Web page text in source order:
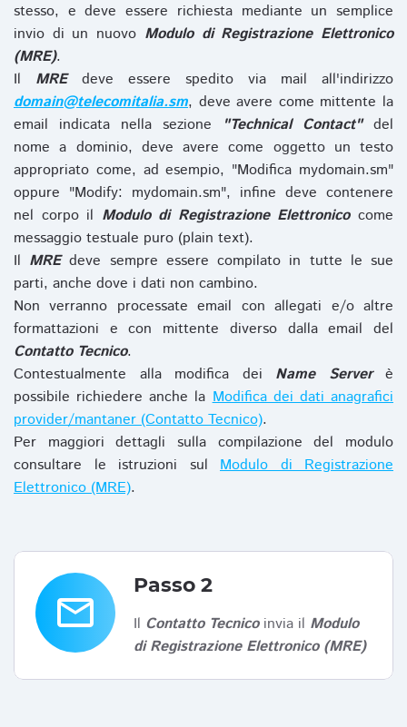
stesso, e deve essere richiesta mediante un semplice
invio di un nuovo Modulo di Registrazione Elettronico
(MRE).
Il MREdeve essere spedito via mail all'indirizzo
domain@telecomitalia.sm, deve avere come mittente la
email indicata nella sezione
"Technical Contact"del
nome a dominio, deve avere come oggetto un testo
appropriato come, ad esempio, "Modifica mydomain.sm"
oppure "Modify: mydomain.sm", infine deve contenere
nel corpo il Modulo di Registrazione Elettronicocome
messaggio testuale puro (plain text).
Il MREdeve sempre essere compilato in tutte le sue
parti, anche dove i dati non cambino.
Non verranno processate email con allegati e/o altre
formattazioni e con mittente diverso dalla email del
Contatto Tecnico.
Contestualmente alla modifica dei Name Serverè
possibile richiedere anche laModifica dei dati anagrafici
provider/mantaner (Contatto Tecnico).
Per maggiori dettagli sulla compilazione del modulo
consultare le istruzioni sul Modulo di Registrazione
Elettronico (MRE).
email
Passo 2
Il Contatto Tecnicoinvia il Modulo
di Registrazione Elettronico (MRE)